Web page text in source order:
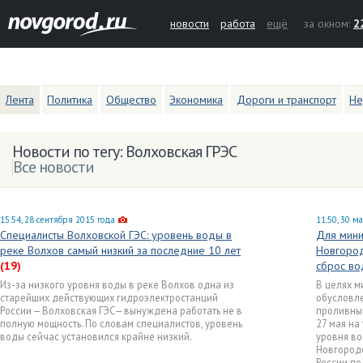
новости работа ещё за окном:
Лента Политика Общество Экономика Дороги и транспорт
Новости по тегу: Волховская ГРЭС
Все новости
15:54, 28 сентября 2015 года
Специалисты Волховской ГЭС: уровень воды в
реке Волхов самый низкий за последние 10 лет
(19)
Из-за низкого уровня воды в реке Волхов одна из
старейших действующих гидроэлектростанций
России — Волховская ГЭС— вынуждена работать не в
полную мощность. По словам специалистов, уровень
воды сейчас установился крайне низкий.
11:50, 30
Для
сброс
В целях
27 мая
уровня